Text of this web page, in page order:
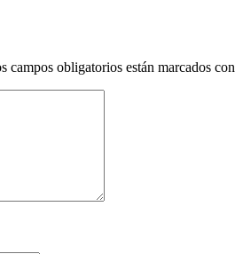
campos obligatorios están marcados con